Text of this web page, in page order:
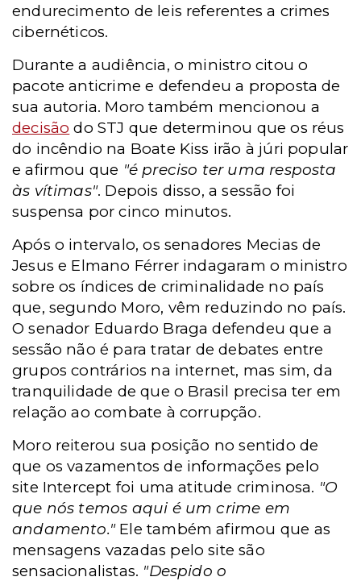
endurecimento de leis referentes a crimes
cibernéticos.
Durante a audiência, o ministro citou o
pacote anticrime e defendeu a proposta de
sua autoria. Morotambém mencionou a
decisão do STJ que determinou que os réus
do incêndio na Boate Kiss irão à júri popular
e afirmou que "é preciso ter uma resposta
às vítimas". Depois disso, a sessão foi
suspensa por cinco minutos.
Após o intervalo, os senadores Mecias de
Jesus e Elmano Férrer indagaram o ministro
sobre os índices de criminalidade no país
que, segundo Moro, vêm reduzindo no país.
O senador Eduardo Braga defendeu que a
sessão não é para tratar de debates entre
grupos contrários na internet, mas sim, da
tranquilidade de que o Brasil precisa ter em
relação ao combate à corrupção.
Moro reiterou sua posição no sentido de
que os vazamentos de informações pelo
site Intercept foi uma atitude criminosa. "O
que nós temos aqui é um crime em
andamento." Ele também afirmou que as
mensagens vazadas pelo site são
sensacionalistas. "Despido o